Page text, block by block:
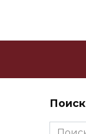
Поиск
Search